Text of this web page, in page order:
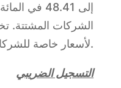
إلى 48.41
الشركات المشتتة.
لأسعار خاصة للشركات.
التسجيل الضريبي